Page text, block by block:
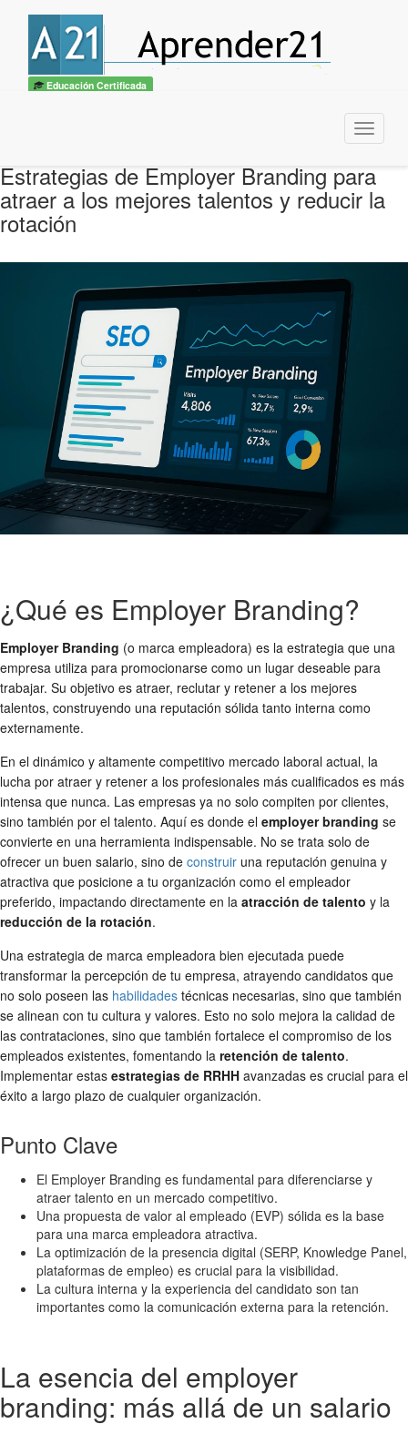
Educación Certificada
Menu
Estrategias de Employer Branding para
atraer a los mejores talentos y reducir la
rotación
¿Qué es Employer Branding?
Employer Branding (o marca empleadora) es la estrategia que una
empresa utiliza para promocionarse como un lugar deseable para
trabajar. Su objetivo es atraer, reclutar y retener a los mejores
talentos, construyendo una reputación sólida tanto interna como
externamente.
En el dinámico y altamente competitivo mercado laboral actual, la
lucha por atraer y retener a los profesionales más cualificados es más
intensa que nunca. Las empresas ya no solo compiten por clientes,
sino también por el talento. Aquí es donde el employer branding se
convierte en una herramienta indispensable. No se trata solo de
ofrecer un buen salario, sino de construir una reputación genuina y
atractiva que posicione a tu organización como el empleador
preferido, impactando directamente en la atracción de talento y la
reducción de la rotación.
Una estrategia de marca empleadora bien ejecutada puede
transformar la percepción de tu empresa, atrayendo candidatos que
no solo poseen las habilidades técnicas necesarias, sino que también
se alinean con tu cultura y valores. Esto no solo mejora la calidad de
las contrataciones, sino que también fortalece el compromiso de los
empleados existentes, fomentando la retención de talento.
Implementar estas estrategias de RRHH avanzadas es crucial para el
éxito a largo plazo de cualquier organización.
Punto Clave
El Employer Branding es fundamental para diferenciarse y
atraer talento en un mercado competitivo.
Una propuesta de valor al empleado (EVP) sólida es la base
para una marca empleadora atractiva.
La optimización de la presencia digital (SERP, Knowledge Panel,
plataformas de empleo) es crucial para la visibilidad.
La cultura interna y la experiencia del candidato son tan
importantes como la comunicación externa para la retención.
La esencia del employer
branding: más allá de un salario